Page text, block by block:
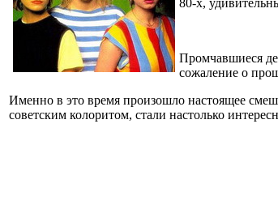
Промчавшиеся
сожаление о
Именно в это время произошло настоящее
советским колоритом, стали настолько